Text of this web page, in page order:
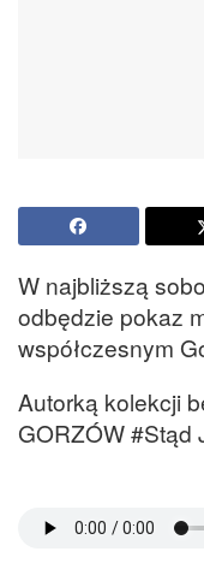
W najbliższą
odbędzie pokaz
współczesnym
Autorką kolekcji
GORZÓW #Stąd